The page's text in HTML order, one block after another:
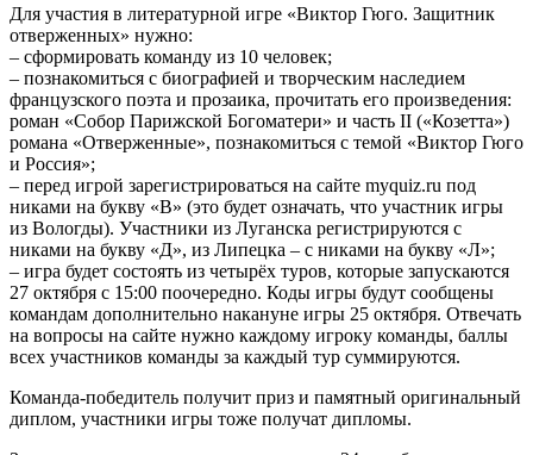
Для участия в литературной игре «Виктор Гюго. Защитник
отверженных» нужно:
– сформировать команду из 10 человек;
– познакомиться с биографией и творческим наследием
французского поэта и прозаика, прочитать его произведения:
роман «Собор Парижской Богоматери» и часть II («Козетта»)
романа «Отверженные», познакомиться с темой «Виктор Гюго
и Россия»;
– перед игрой зарегистрироваться на сайте myquiz.ru под
никами на букву «В» (это будет означать, что участник игры
из Вологды). Участники из Луганска регистрируются с
никами на букву «Д», из Липецка – с никами на букву «Л»;
– игра будет состоять из четырёх туров, которые запускаются
27 октября с 15:00 поочередно. Коды игры будут сообщены
командам дополнительно накануне игры 25 октября. Отвечать
на вопросы на сайте нужно каждому игроку команды, баллы
всех участников команды за каждый тур суммируются.
Команда-победитель получит приз и памятный оригинальный
диплом, участники игры тоже получат дипломы.